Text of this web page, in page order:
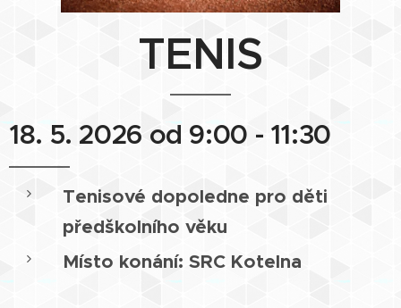
TENIS
18. 5. 2026 od 9:00 - 11:30
Tenisové dopoledne pro děti
předškolního věku
Místo konání: SRC Kotelna